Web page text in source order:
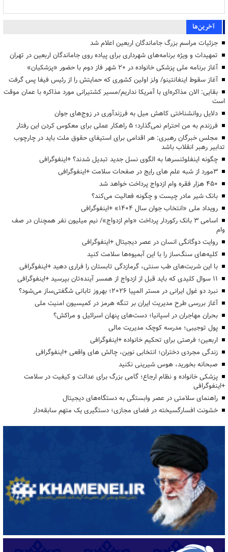
آخرین‌ها
جزئیات مراسم بزرگ جاماندگان اربعین اعلام شد
تمهیدات و ویژه برنامه‌های شهرداری برای پیاده روی جاماندگان اربعین در تهران
آغاز برنامه ملی پزشکی خانواده در ۲۰ شهر فاز دوم با حضور «پزشکیان»
آغاز سقوط اینفانتینو/ ولز اولین کشوری که حمایتش را از رئیس فیفا پس گرفت
بقایی: الان مذاکره‌ای با آمریکا نداریم/مسیر کشتیرانی مورد مذاکره با عمان موقت
است
دلایل روانشناختی کاهش میل به فرزندآوری در زوج‌های جوان
فرزندم به من احترام نمی‌گذارد؛ ۵ راهکار عملی برای معکوس کردن این رفتار
مجلس خبرگان رهبری: هر اقدامی برای استیفای حقوق ملت باید در چارچوب
تدابیر رهبر انقلاب باشد
چگونه اینفلوئنسرها به الگوی نسل جدید تبدیل شدند؟ +اینفوگرافی
3مورد از شبه علم های رایج در صفحات سلامت +اینفوگرافی
۴۵۰ هزار فقره وام ازدواج پرداخت خواهد شد
بانک شیر مادر چیست و چگونه فعالیت می‌کند؟
رویداد ملی «انتخاب جوان سال ۱۴۰۴» +اینفوگرافی
اسامی ۳ بانک رکوردار پرداخت «وام ازدواج»/ نیم میلیون نفر همچنان در صف
وام
روایت دوگانگی انسان در عصر دیجیتال +اینفوگرافی
کلیه‌های سنگ‌ساز را با این آبمیوه‌ها سلامت کنید
با این شربت‌های طب سنتی، گرمازدگی تابستان را فراری دهید +اینفوگرافی
۱۱ سوال کلیدی که باید قبل از ازدواج از همسر آینده‌تان بپرسید +اینفوگرافی
نبرد دو غول ایرانی در مستر المپیا ۲۰۲۶؛ بهروز تابانی شگفتی‌ساز می‌شود؟
آغاز بررسی طرح مدیریت ایران بر تنگه هرمز در کمیسیون امنیت ملی
بحران مهاجران در اسپانیا؛ دست‌های پنهان اسرائیل و مراکش؟
پول توجیبی؛ مدرسه کوچک مدیریت مالی
اربعین؛ فرصتی برای تحکیم خانواده +اینفوگرافی
زندگی مجردی دختران؛ انتخابی نوین، چالش های واقعی +اینفوگرافی
صبحانه بخورید، هوس شیرینی نکنید
پزشکی خانواده و نظام ارجاع؛ گامی بزرگ برای عدالت و کیفیت در سلامت
+اینفوگرافی
راهنمای سلامتی در عصر وابستگی به دستگاه‌های دیجیتال
خشونت افسارگسیخته در فضای مجازی؛ دستگیری یک متهم سابقه‌دار